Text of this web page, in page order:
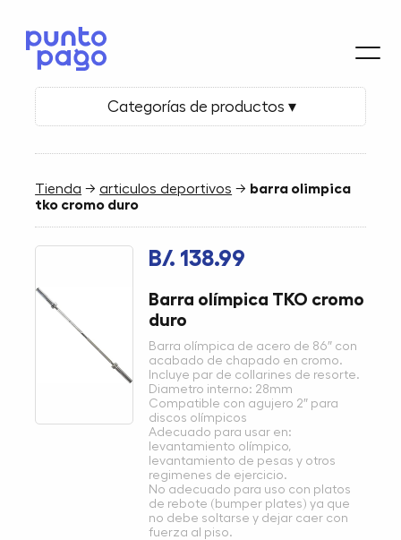
Categorías de productos ▾
Tienda →articulos deportivos → barra olimpica
tko cromo duro
B/. 138.99
Barra olímpica TKO cromo
duro
Barra olímpica de acero de 86″ con
acabado de chapado en cromo.
Incluye par de collarines de resorte.
Diametro interno: 28mm
Compatible con agujero 2″ para
discos olímpicos
Adecuado para usar en:
levantamiento olímpico,
levantamiento de pesas y otros
regimenes de ejercicio.
No adecuado para uso con platos
de rebote (bumper plates) ya que
no debe soltarse y dejar caer con
fuerza al piso.